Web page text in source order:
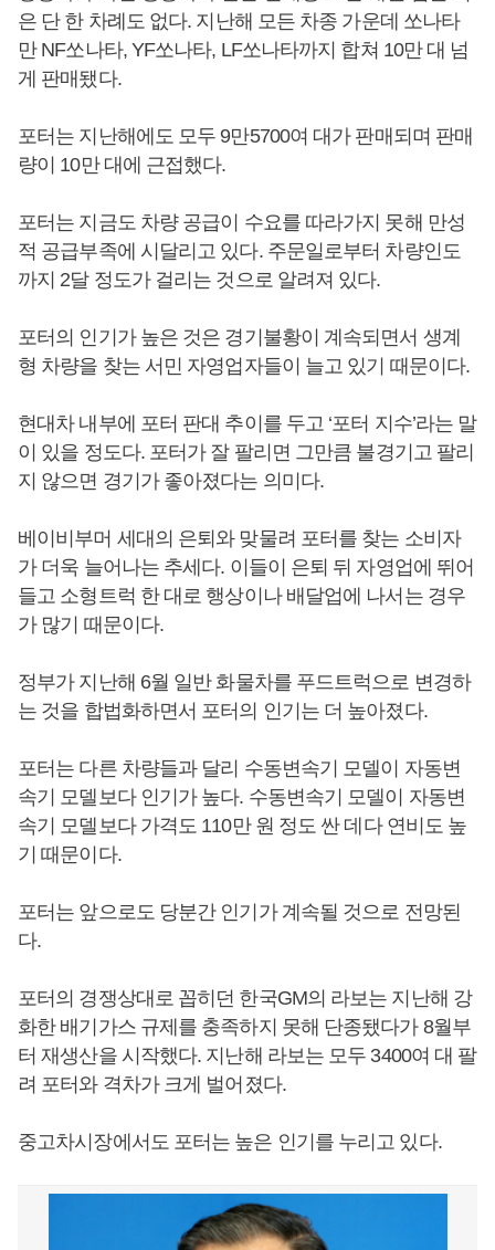
은 단 한 차례도 없다. 지난해 모든 차종 가운데 쏘나타
만 NF쏘나타, YF쏘나타, LF쏘나타까지 합쳐 10만 대 넘
게 판매됐다.
포터는 지난해에도 모두 9만5700여 대가 판매되며 판매
량이 10만 대에 근접했다.
포터는 지금도 차량 공급이 수요를 따라가지 못해 만성
적 공급부족에 시달리고 있다. 주문일로부터 차량인도
까지 2달 정도가 걸리는 것으로 알려져 있다.
포터의 인기가 높은 것은 경기불황이 계속되면서 생계
형 차량을 찾는 서민 자영업자들이 늘고 있기 때문이다.
현대차 내부에 포터 판대 추이를 두고 ‘포터 지수’라는 말
이 있을 정도다. 포터가 잘 팔리면 그만큼 불경기고 팔리
지 않으면 경기가 좋아졌다는 의미다.
베이비부머 세대의 은퇴와 맞물려 포터를 찾는 소비자
가 더욱 늘어나는 추세다. 이들이 은퇴 뒤 자영업에 뛰어
들고 소형트럭 한 대로 행상이나 배달업에 나서는 경우
가 많기 때문이다.
정부가 지난해 6월 일반 화물차를 푸드트럭으로 변경하
는 것을 합법화하면서 포터의 인기는 더 높아졌다.
포터는 다른 차량들과 달리 수동변속기 모델이 자동변
속기 모델보다 인기가 높다. 수동변속기 모델이 자동변
속기 모델보다 가격도 110만 원 정도 싼 데다 연비도 높
기 때문이다.
포터는 앞으로도 당분간 인기가 계속될 것으로 전망된
다.
포터의 경쟁상대로 꼽히던 한국GM의 라보는 지난해 강
화한 배기가스 규제를 충족하지 못해 단종됐다가 8월부
터 재생산을 시작했다. 지난해 라보는 모두 3400여 대 팔
려 포터와 격차가 크게 벌어졌다.
중고차시장에서도 포터는 높은 인기를 누리고 있다.